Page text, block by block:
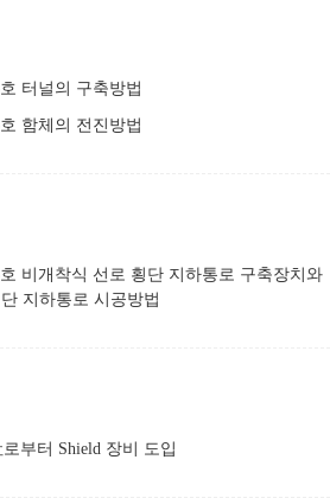
터널의 구축방법
함체의 전진방법
비개착식 선로 횡단 지하통로 구축장치와
지하통로 시공방법
로부터 Shield 장비 도입